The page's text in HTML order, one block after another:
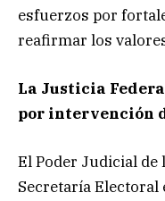
esfuerzos por
reafirmar los
La Justicia
por intervención
El Poder Judicial de
Secretaría Electoral